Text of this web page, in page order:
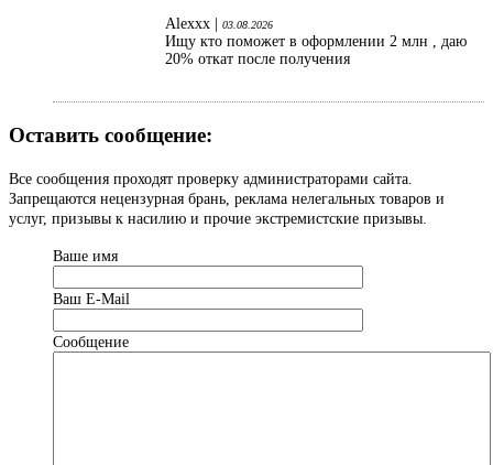
Alexxx | 03.08.2026
Ищу кто поможет в оформлении 2 млн , даю
20% откат после получения
Оставить сообщение:
Все сообщения проходят проверку администраторами сайта.
Запрещаются нецензурная брань, реклама нелегальных товаров и
услуг, призывы к насилию и прочие экстремистские призывы.
Ваше имя
Ваш Е-Mail
Сообщение